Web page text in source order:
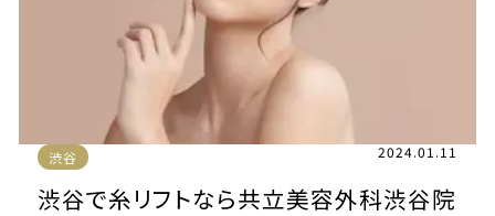
渋谷 2024.01.11
渋谷で糸リフトなら共立美容外科渋谷院